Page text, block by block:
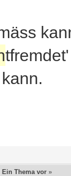
Ein Thema vor »